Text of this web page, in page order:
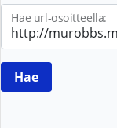
Hae url-osoitteella: